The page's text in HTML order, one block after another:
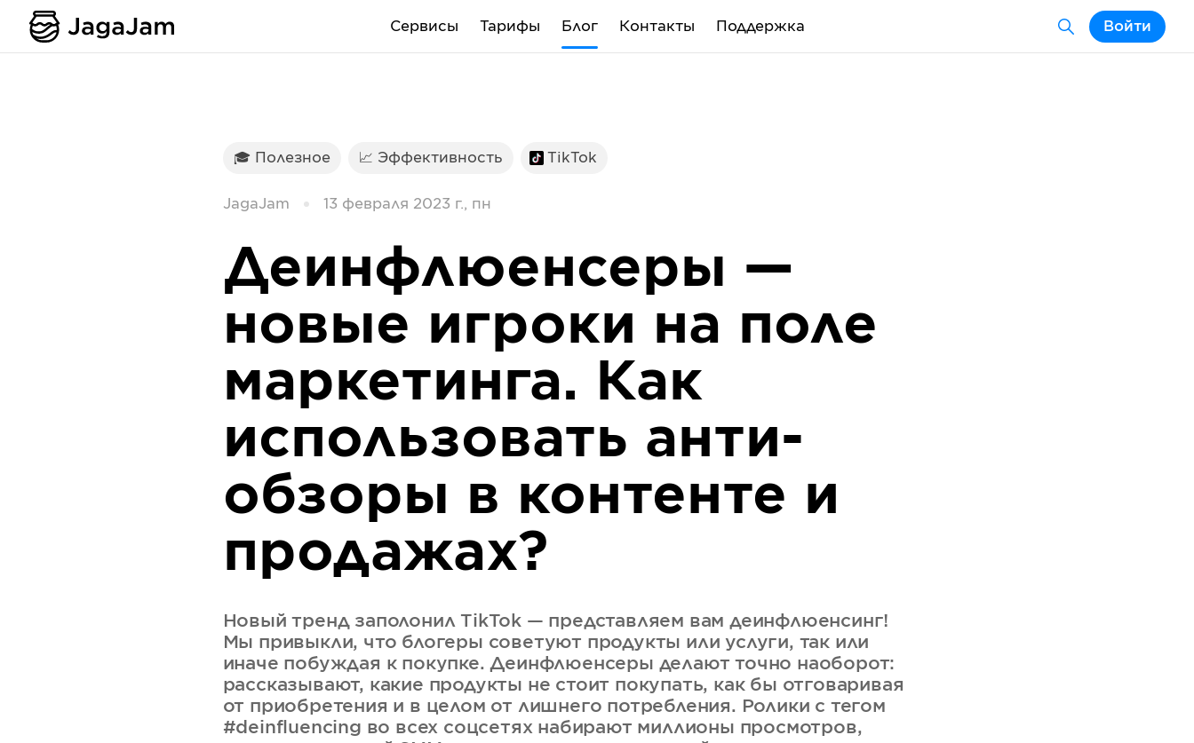
Сервисы Тарифы Блог Контакты Поддержка Войти
🎓 Полезное 📈 Эффективность TikTok
JagaJam 13 февраля 2023 г., пн
Деинфлюенсеры —
новые игроки на поле
маркетинга. Как
использовать анти-
обзоры в контенте и
продажах?
Новый тренд заполонил TikTok — представляем вам деинфлюенсинг!
Мы привыкли, что блогеры советуют продукты или услуги, так или
иначе побуждая к покупке. Деинфлюенсеры делают точно наоборот:
рассказывают, какие продукты не стоит покупать, как бы отговаривая
от приобретения и в целом от лишнего потребления. Ролики с тегом
#deinfluencing во всех соцсетях набирают миллионы просмотров,